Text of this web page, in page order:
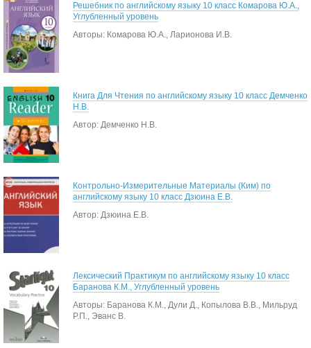
Решебник по английскому языку 10 класс Комарова Ю.А.,
Углубленный уровень
Авторы: Комарова Ю.А., Ларионова И.В.
Книга Для Чтения по английскому языку 10 класс Демченко
Н.В.
Автор: Демченко Н.В.
Контрольно-Измерительные Материалы (Ким) по
английскому языку 10 класс Дзюина Е.В.
Автор: Дзюина Е.В.
Лексический Практикум по английскому языку 10 класс
Баранова К.М., Углубленный уровень
Авторы: Баранова К.М., Дули Д., Копылова В.В., Мильруд
Р.П., Эванс В.